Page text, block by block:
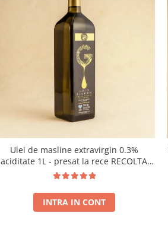
Ulei de masline extravirgin 0.3%
aciditate 1L - presat la rece RECOLTA
NOUA
INTRA IN CONT